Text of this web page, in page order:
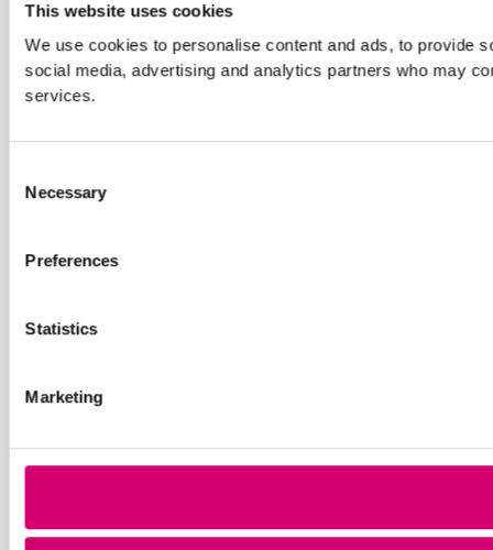
This website uses cookies
We use cookies to personalise content and ads, to provide
social media, advertising and analytics partners who may
services.
Selection
Necessary
Preferences
Statistics
Marketing